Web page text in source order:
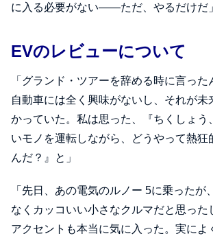
に入る必要がない――ただ、やるだけだ」
EVのレビューについて
「グランド・ツアーを辞める時に言っ
自動車には全く興味がないし、それが未
かっていた。私は思った、『ちくしょう
いモノを運転しながら、どうやって熱狂
んだ？』と」
「先日、あの電気のルノー 5に乗ったが
なくカッコいい小さなクルマだと思った
アクセントも本当に気に入った。実に